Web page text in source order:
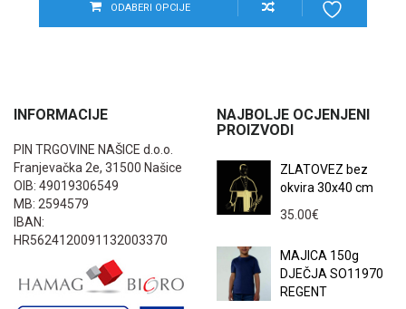
ODABERI OPCIJE
INFORMACIJE
PIN TRGOVINE NAŠICE d.o.o.
Franjevačka 2e, 31500 Našice
OIB: 49019306549
MB: 2594579
IBAN:
HR5624120091132003370
NAJBOLJE OCJENJENI
PROIZVODI
ZLATOVEZ bez
okvira 30x40 cm
35.00€
MAJICA 150g
DJEČJA SO11970
REGENT